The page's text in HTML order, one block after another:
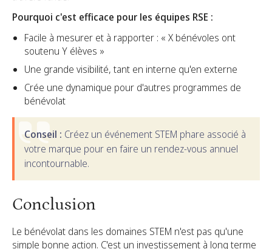
Pourquoi c'est efficace pour les équipes RSE :
Facile à mesurer et à rapporter : « X bénévoles ont
soutenu Y élèves »
Une grande visibilité, tant en interne qu'en externe
Crée une dynamique pour d'autres programmes de
bénévolat
Conseil : Créez un événement STEM phare associé à
votre marque pour en faire un rendez-vous annuel
incontournable.
Conclusion
Le bénévolat dans les domaines STEM n'est pas qu'une
simple bonne action. C'est un investissement à long terme